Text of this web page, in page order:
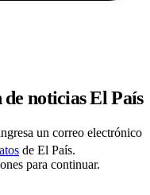
noticias El País
un correo electrónico
de El País.
para continuar.